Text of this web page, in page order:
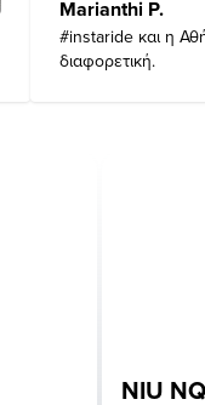
Marianthi P.
#instaride και η
διαφορετική.
NIU